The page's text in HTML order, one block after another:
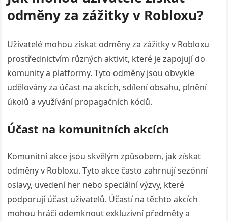
odměny za zážitky v Robloxu?
Uživatelé mohou získat odměny za zážitky v Robloxu
prostřednictvím různých aktivit, které je zapojují do
komunity a platformy. Tyto odměny jsou obvykle
udělovány za účast na akcích, sdílení obsahu, plnění
úkolů a využívání propagačních kódů.
Účast na komunitních akcích
Komunitní akce jsou skvělým způsobem, jak získat
odměny v Robloxu. Tyto akce často zahrnují sezónní
oslavy, uvedení her nebo speciální výzvy, které
podporují účast uživatelů. Účastí na těchto akcích
mohou hráči odemknout exkluzivní předměty a